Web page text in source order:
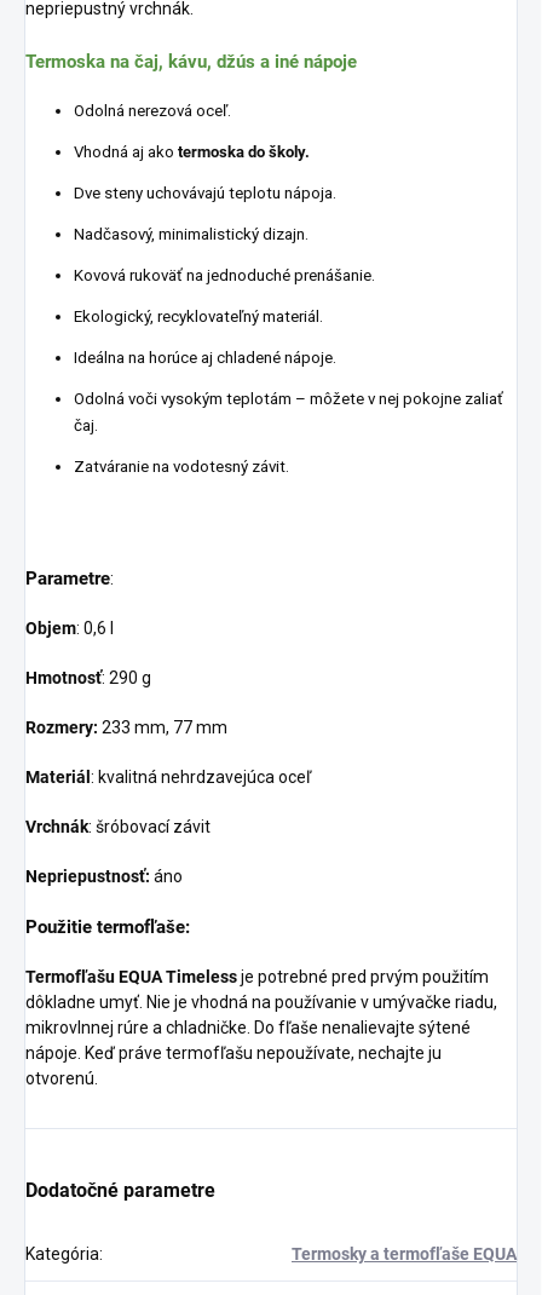
nepriepustný vrchnák.
Termoska na čaj, kávu, džús a iné nápoje
Odolná nerezová oceľ.
Vhodná aj ako termoska do školy.
Dve steny uchovávajú teplotu nápoja.
Nadčasový, minimalistický dizajn.
Kovová rukoväť na jednoduché prenášanie.
Ekologický, recyklovateľný materiál.
Ideálna na horúce aj chladené nápoje.
Odolná voči vysokým teplotám – môžete v nej pokojne zaliať
čaj.
Zatváranie na vodotesný závit.
Parametre:
Objem: 0,6 l
Hmotnosť: 290 g
Rozmery: 233 mm, 77 mm
Materiál : kvalitná nehrdzavejúca oceľ
Vrchnák: šróbovací závit
Nepriepustnosť: áno
Použitie termofľaše:
Termofľašu EQUA Timelessje potrebné pred prvým použitím
dôkladne umyť. Nie je vhodná na používanie v umývačke riadu,
mikrovlnnej rúre a chladničke. Do fľaše nenalievajte sýtené
nápoje. Keď práve termofľašu nepoužívate, nechajte ju
otvorenú.
Dodatočné parametre
Kategória: Termosky a termofľaše EQUA